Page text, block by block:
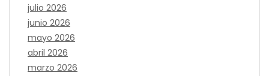
julio 2026
junio 2026
mayo 2026
abril 2026
marzo 2026